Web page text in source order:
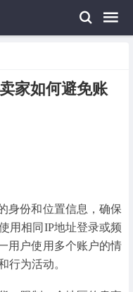
家如何避免账
身份和位置信息，确保
用相同IP地址登录或频
用户使用多个账户的情
行为活动。